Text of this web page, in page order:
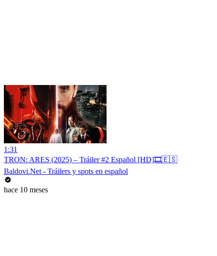
1:31
TRON: ARES (2025) – Tráiler #2 Español [HD]🎞️🇪🇸
Baldovi.Net - Tráilers y spots en español
hace 10 meses